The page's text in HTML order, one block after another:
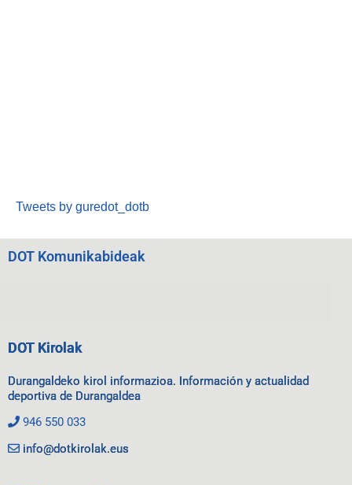
Tweets by guredot_dotb
DOT Komunikabideak
DOT Kirolak
Durangaldeko kirol informazioa. Información y actualidad
deportiva de Durangaldea
946 550 033
info@dotkirolak.eus